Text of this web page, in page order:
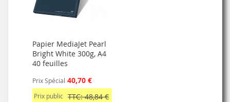
Papier MediaJet Pearl
Bright White 300g, A4
40 feuilles
Prix Spécial 40,70 €
Prix public TTC: 48,84 €